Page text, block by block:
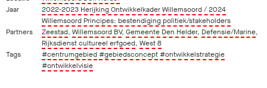
Jaar
2022-2023 Herijking Ontwikkelkader Willemsoord / 2024
Willemsoord Principes: bestendiging politiek/stakeholders
Partners
Zeestad, Willemsoord BV, Gemeente Den Helder, Defensie/Marine,
Rijksdienst cultureel erfgoed, West 8
Tags
#centrumgebied#gebiedsconcept#ontwikkelstrategie
#ontwikkelvisie